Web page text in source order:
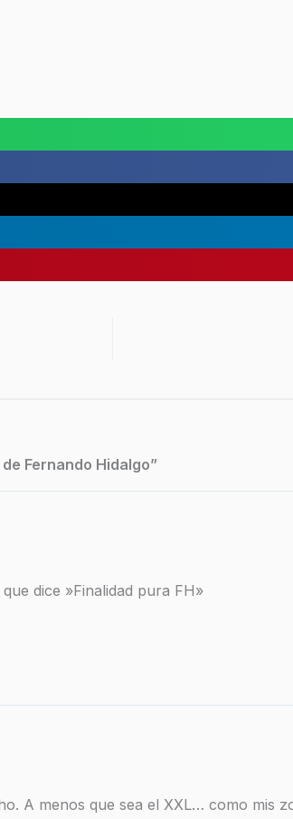
Fernando Hidalgo”
dice »Finalidad pura FH»
A menos que sea el XXL… como mis